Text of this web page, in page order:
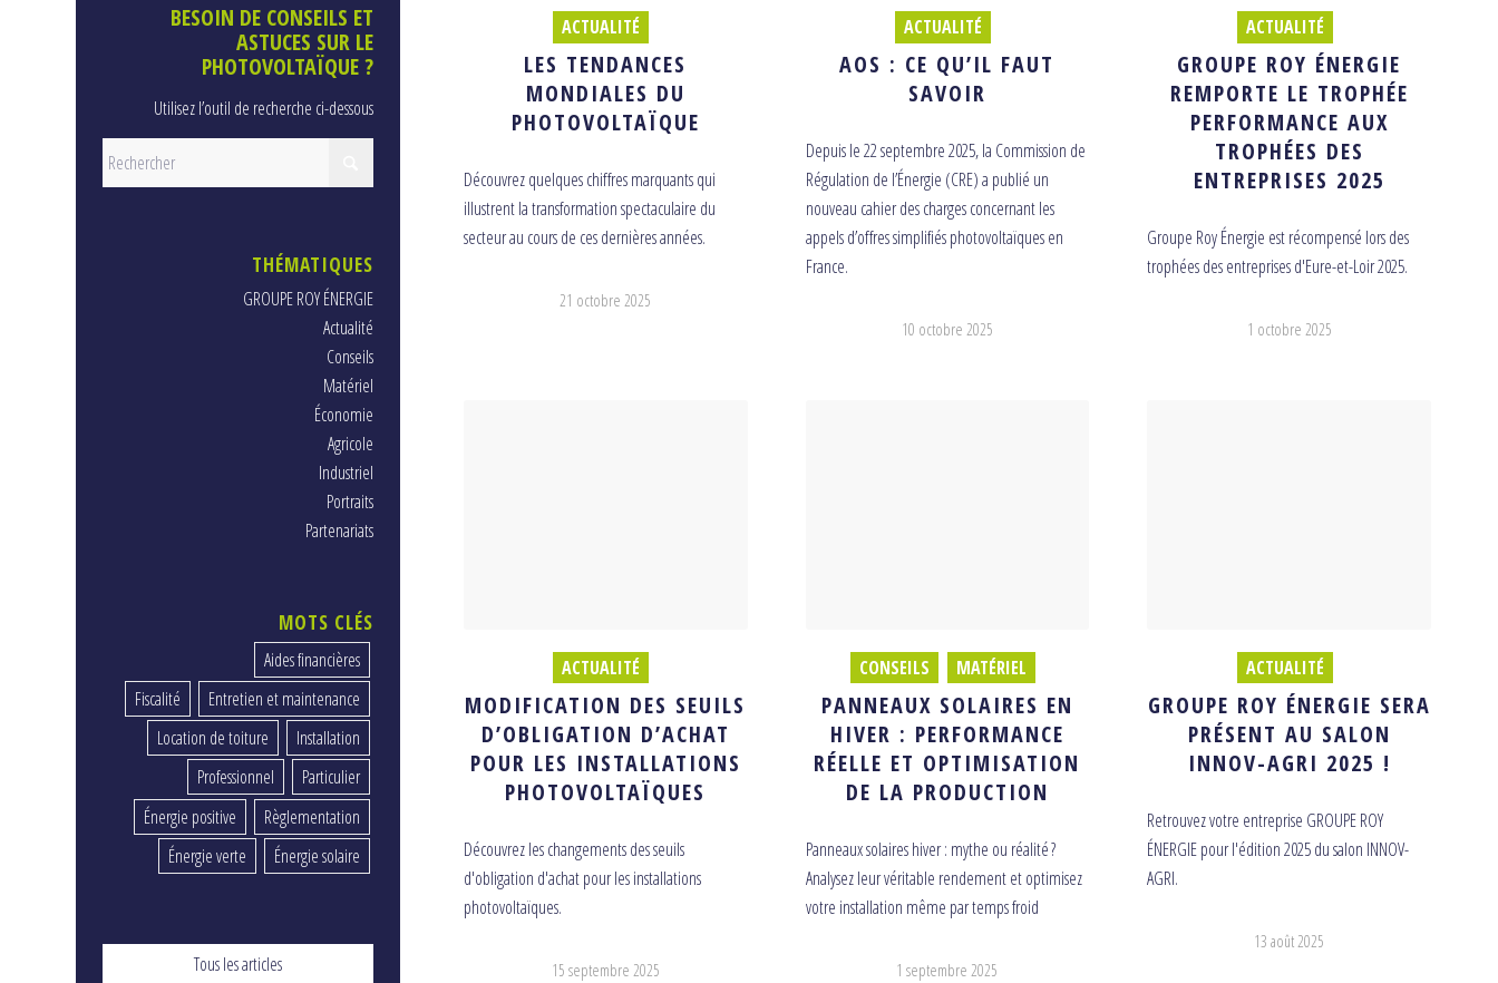
ACTUALITÉ
LES TENDANCES
MONDIALES DU
PHOTOVOLTAÏQUE
Découvrez quelques chiffres marquants qui
illustrent la transformation spectaculaire du
secteur au cours de ces dernières années.
21 octobre 2025
ACTUALITÉ
AOS : CE QU’IL FAUT
SAVOIR
Depuis le 22 septembre 2025, la Commission de
Régulation de l’Énergie (CRE) a publié un
nouveau cahier des charges concernant les
appels d’offres simplifiés photovoltaïques en
France.
10 octobre 2025
ACTUALITÉ
GROUPE ROY ÉNERGIE
REMPORTE LE TROPHÉE
PERFORMANCE AUX
TROPHÉES DES
ENTREPRISES 2025
Groupe Roy Énergie est récompensé lors des
trophées des entreprises d'Eure-et-Loir 2025.
1 octobre 2025
ACTUALITÉ
MODIFICATION DES SEUILS
D’OBLIGATION D’ACHAT
POUR LES INSTALLATIONS
PHOTOVOLTAÏQUES
Découvrez les changements des seuils
d'obligation d'achat pour les installations
photovoltaïques.
15 septembre 2025
CONSEILS MATÉRIEL
PANNEAUX SOLAIRES EN
HIVER : PERFORMANCE
RÉELLE ET OPTIMISATION
DE LA PRODUCTION
Panneaux solaires hiver : mythe ou réalité ?
Analysez leur véritable rendement et optimisez
votre installation même par temps froid
1 septembre 2025
ACTUALITÉ
GROUPE ROY ÉNERGIE SERA
PRÉSENT AU SALON
INNOV-AGRI 2025 !
Retrouvez votre entreprise GROUPE ROY
ÉNERGIE pour l'édition 2025 du salon INNOV-
AGRI.
13 août 2025
BESOIN DE CONSEILS ET
ASTUCES SUR LE
PHOTOVOLTAÏQUE ?
Utilisez l’outil de recherche ci-dessous
THÉMATIQUES
GROUPE ROY ÉNERGIE
Actualité
Conseils
Matériel
Économie
Agricole
Industriel
Portraits
Partenariats
MOTS CLÉS
Aides financières
Entretien et maintenance
Fiscalité
Installation
Location de toiture
Particulier
Professionnel
Règlementation
Énergie positive
Énergie solaire
Énergie verte
Tous les articles